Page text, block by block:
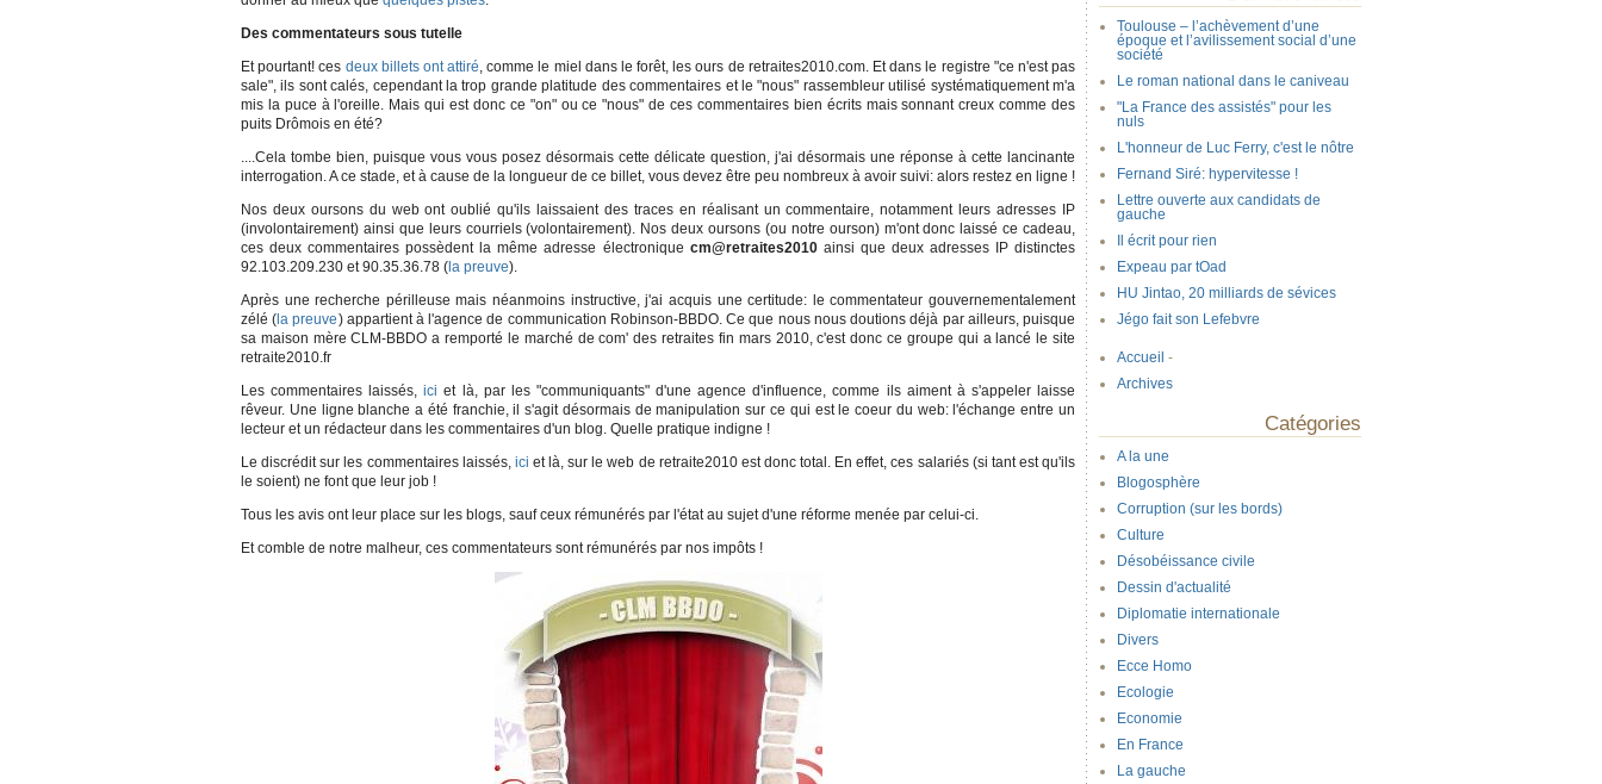
Des commentateurs sous tutelle
Et pourtant! ces deux billets ont attiré, comme le miel dans le forêt, les ours de retraites2010.com. Et dans le registre "ce n'est pas
sale", ils sont calés, cependant la trop grande platitude des commentaires et le "nous" rassembleur utilisé systématiquement m'a
mis la puce à l'oreille. Mais qui est donc ce "on" ou ce "nous" de ces commentaires bien écrits mais sonnant creux comme des
puits Drômois en été?
....Cela tombe bien, puisque vous vous posez désormais cette délicate question, j'ai désormais une réponse à cette lancinante
interrogation. A ce stade, et à cause de la longueur de ce billet, vous devez être peu nombreux à avoir suivi: alors restez en ligne !
Nos deux oursons du web ont oublié qu'ils laissaient des traces en réalisant un commentaire, notamment leurs adresses IP
(involontairement) ainsi que leurs courriels (volontairement). Nos deux oursons (ou notre ourson) m'ont donc laissé ce cadeau,
ces deux commentaires possèdent la même adresse électronique cm@retraites2010ainsi que deux adresses IP distinctes
92.103.209.230 et 90.35.36.78 ( la preuve).
Après une recherche périlleuse mais néanmoins instructive, j'ai acquis une certitude: le commentateur gouvernementalement
zélé ( la preuve) appartient à l'agence de communication Robinson-BBDO. Ce que nous nous doutions déjà par ailleurs, puisque
sa maison mère CLM-BBDO a remporté le marché de com' des retraites fin mars 2010, c'est donc ce groupe qui a lancé le site
retraite2010.fr
Les commentaires laissés,ici et là, par les "communiquants" d'une agence d'influence, comme ils aiment à s'appeler laisse
rêveur. Une ligne blanche a été franchie, il s'agit désormais de manipulation sur ce qui est le coeur du web: l'échange entre un
lecteur et un rédacteur dans les commentaires d'un blog. Quelle pratique indigne !
Le discrédit sur les commentaires laissés, ici et là, sur le web de retraite2010 est donc total. En effet, ces salariés (si tant est qu'ils
le soient) ne font que leur job !
Tous les avis ont leur place sur les blogs, sauf ceux rémunérés par l'état au sujet d'une réforme menée par celui-ci.
Et comble de notre malheur, ces commentateurs sont rémunérés par nos impôts !
Toulouse – l’achèvement d’une
époque et l’avilissement social d’une
société
Le roman national dans le caniveau
"La France des assistés" pour les
nuls
L'honneur de Luc Ferry, c'est le nôtre
Fernand Siré: hypervitesse !
Lettre ouverte aux candidats de
gauche
Il écrit pour rien
Expeau par tOad
HU Jintao, 20 milliards de sévices
Jégo fait son Lefebvre
Accueil -
Archives
Catégories
A la une
Blogosphère
Corruption (sur les bords)
Culture
Désobéissance civile
Dessin d'actualité
Diplomatie internationale
Divers
Ecce Homo
Ecologie
Economie
En France
La gauche